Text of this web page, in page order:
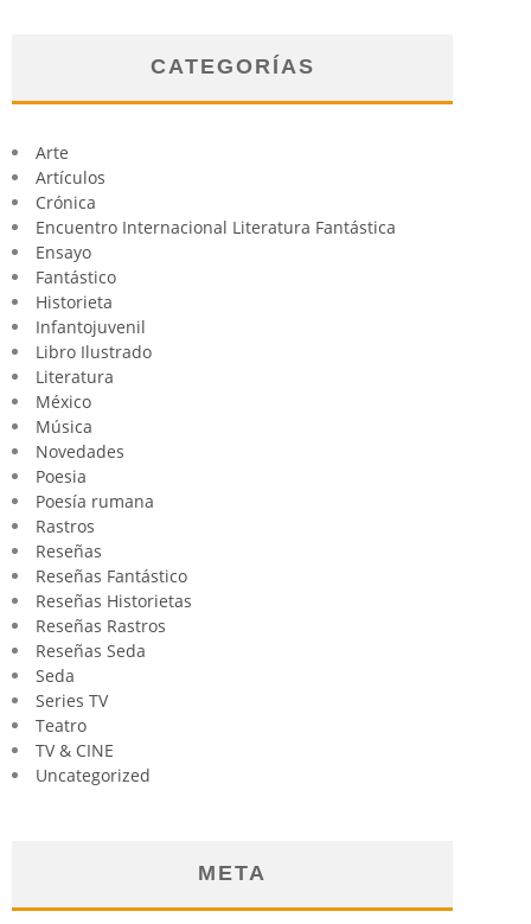
CATEGORÍAS
Arte
Artículos
Crónica
Encuentro Internacional Literatura Fantástica
Ensayo
Fantástico
Historieta
Infantojuvenil
Libro Ilustrado
Literatura
México
Música
Novedades
Poesia
Poesía rumana
Rastros
Reseñas
Reseñas Fantástico
Reseñas Historietas
Reseñas Rastros
Reseñas Seda
Seda
Series TV
Teatro
TV & CINE
Uncategorized
META